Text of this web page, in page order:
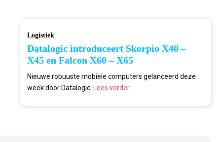
Logistiek
Datalogic introduceert Skorpio X40 –
X45 en Falcon X60 – X65
Nieuwe robuuste mobiele computers gelanceerd deze
week door Datalogic. Lees verder